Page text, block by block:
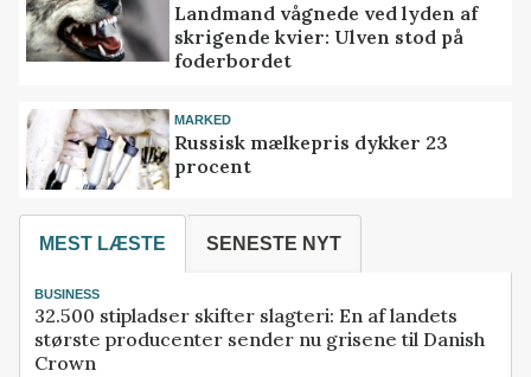
Landmand vågnede ved lyden af
skrigende kvier: Ulven stod på
foderbordet
MARKED
Russisk mælkepris dykker 23
procent
MEST LÆSTE SENESTE NYT
BUSINESS
32.500 stipladser skifter slagteri: En af landets
største producenter sender nu grisene til Danish
Crown